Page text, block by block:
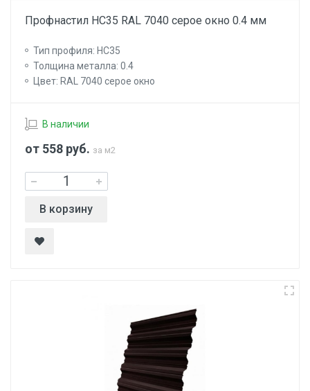
Профнастил НС35 RAL 7040 серое окно 0.4 мм
Тип профиля: НС35
Толщина металла: 0.4
Цвет: RAL 7040 серое окно
В наличии
от 558 руб. за м2
В корзину